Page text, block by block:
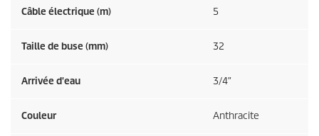
Câble électrique (m) 5
Taille de buse (mm) 32
Arrivée d'eau 3/4″
Couleur Anthracite